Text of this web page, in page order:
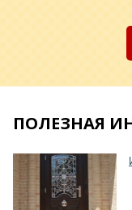
Хочу такую
ПОЛЕЗНАЯ